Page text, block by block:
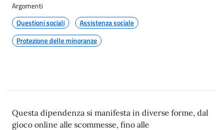
Argomenti
Questioni sociali
Assistenza sociale
Protezione delle minoranze
Questa dipendenza si manifesta in diverse forme, dal
gioco online alle scommesse, fino alle